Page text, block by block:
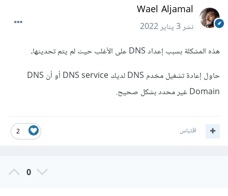
Wael Aljamal
نشر3 يناير 2022
هذه المشكلة بسبب إعداد DNS على الأغلب حيث لم يتم تحديثها،
حاول إعادة تشغيل مخدم DNS لديك DNS service أو أن DNS
Domain غير محدد بشكل صحيح.
2 اقتباس
0